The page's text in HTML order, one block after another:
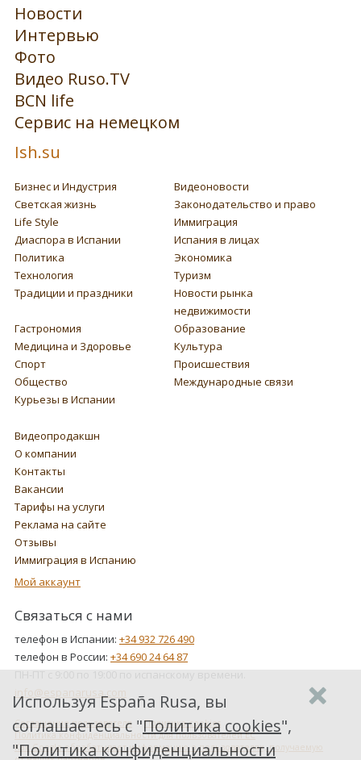
Новости
Интервью
Фото
Видео Ruso.TV
BCN life
Сервис на немецком
Ish.su
Бизнес и Индустрия
Видеоновости
Светская жизнь
Законодательство и право
Life Style
Иммиграция
Диаспора в Испании
Испания в лицах
Политика
Экономика
Технология
Туризм
Традиции и праздники
Новости рынка
недвижимости
Гастрономия
Образование
Медицина и Здоровье
Культура
Спорт
Происшествия
Общество
Международные связи
Курьезы в Испании
Видеопродакшн
О компании
Контакты
Вакансии
Тарифы на услуги
Реклама на сайте
Отзывы
Иммиграция в Испанию
Мой аккаунт
Связаться с нами
телефон в Испании: +34 932 726 490
телефон в России: +34 690 24 64 87
ПН-ПТ с 9:00 по 19:00 по испанскому времени.
info@espanarusa.com
Соглашение пользователя
Политика cookies
Политика конфиденциальности для пользователей ЕС
Как Google обрабатывает информацию о пользователях, получаемую
Используя España Rusa, вы
соглашаетесь с "Политика cookies",
"Политика конфиденциальности